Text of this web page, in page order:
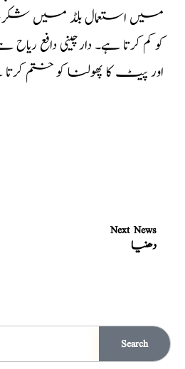
میں استعمال بلڈ میں شکر،
کو کم کرتا ہے۔ دارچینی دافع
اور پیٹ کا پھولنا کو ختم
Next News
دھنیا
Search